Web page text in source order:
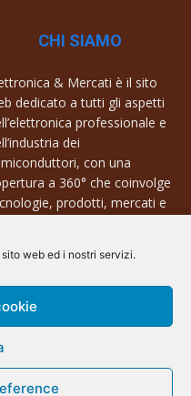
web ed i nostri servizi.
CHI SIAMO
& Mercati è il sito
dedicato a tutti gli aspetti
professionale e
dei
con una
a 360° che coinvolge
prodotti, mercati e